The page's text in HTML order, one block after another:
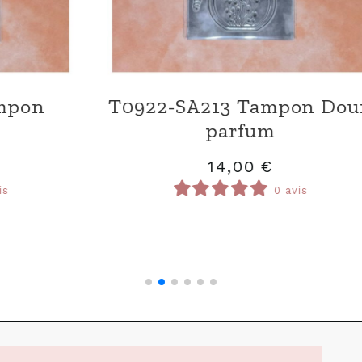
D0922-DI65 Die Rectangle
arrondi feuillages
€
0 avis